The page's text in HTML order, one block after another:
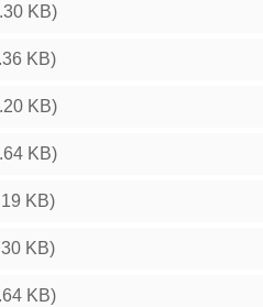
KB)
KB)
KB)
KB)
KB)
KB)
KB)